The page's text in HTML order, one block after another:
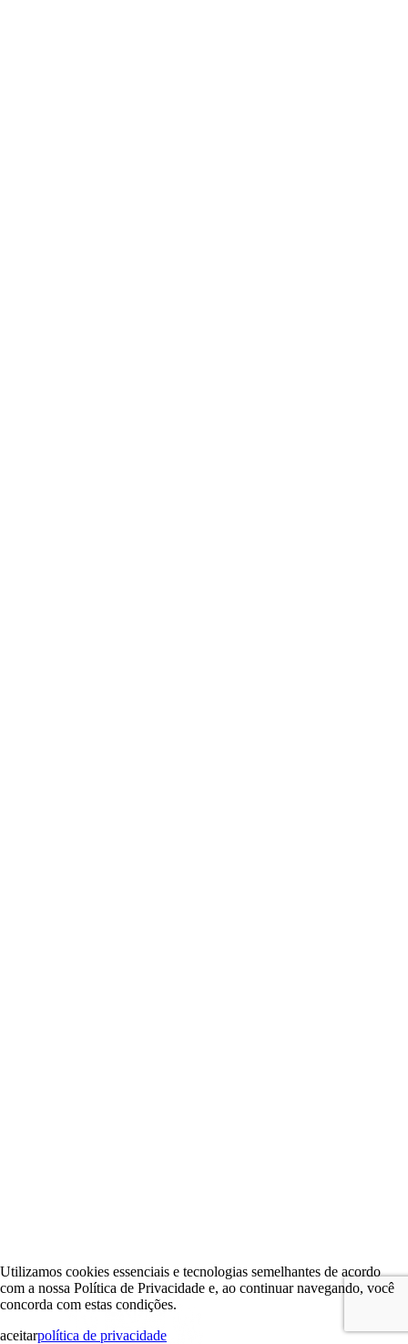
Utilizamos cookies essenciais e tecnologias semelhantes de acordo
com a nossa Política de Privacidade e, ao continuar navegando, você
concorda com estas condições.
aceitarpolítica de privacidade